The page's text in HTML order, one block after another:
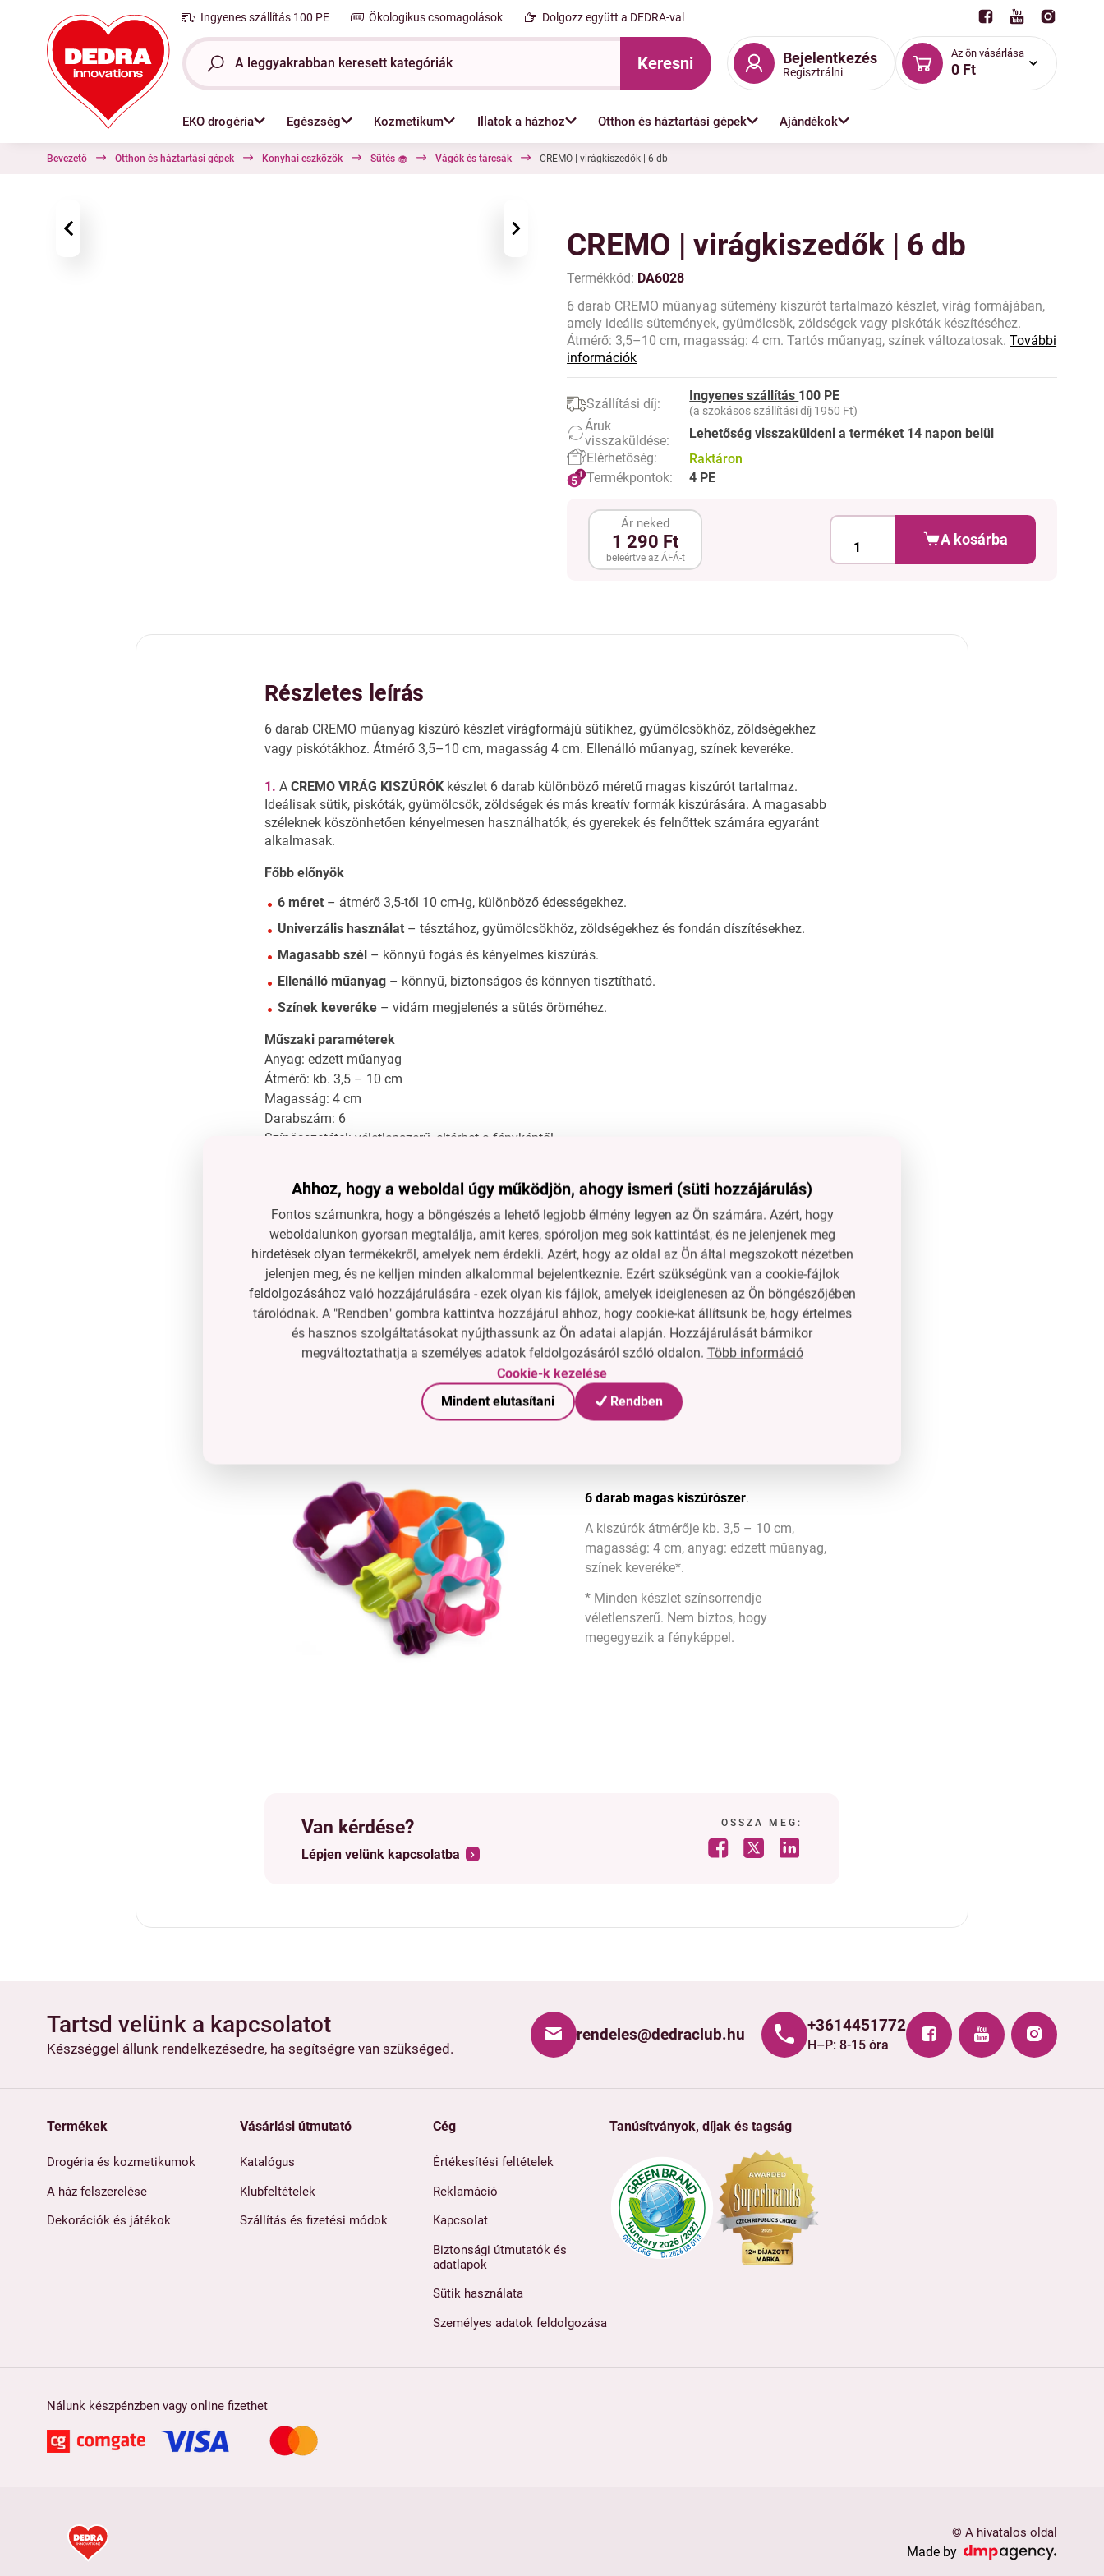
Ingyenes szállítás 100 PE Ökologikus csomagolások Dolgozz együtt a DEDRA-val
Keresni Bejelentkezés
Regisztrálni
Az ön vásárlása
0 Ft
EKO drogéria Egészség Kozmetikum Illatok a házhoz Otthon és háztartási gépek Ajándékok
Bevezető Otthon és háztartási gépek Konyhai eszközök Sütés 🧁 Vágók és tárcsák CREMO | virágkiszedők | 6 db
‹ ›
CREMO | virágkiszedők | 6 db
Termékkód: DA6028
6 darab CREMO műanyag sütemény kiszúrót tartalmazó készlet, virág formájában,
amely ideális sütemények, gyümölcsök, zöldségek vagy piskóták készítéséhez.
Átmérő: 3,5–10 cm, magasság: 4 cm. Tartós műanyag, színek változatosak.További
információk
Szállítási díj: Ingyenes szállítás 100 PE
(a szokásos szállítási díj 1950 Ft)
Áruk
visszaküldése:
Lehetőségvisszaküldeni a terméket 14 napon belül
Elérhetőség:
Raktáron
Termékpontok:
4 PE
Ár neked
1 290 Ft
beleértve az ÁFÁ-t
A kosárba
Részletes leírás
6 darab CREMO műanyag kiszúró készlet virágformájú sütikhez, gyümölcsökhöz, zöldségekhez
vagy piskótákhoz. Átmérő 3,5–10 cm, magasság 4 cm. Ellenálló műanyag, színek keveréke.
ACREMO VIRÁG KISZÚRÓK készlet 6 darab különböző méretű magas kiszúrót tartalmaz.
Ideálisak sütik, piskóták, gyümölcsök, zöldségek és más kreatív formák kiszúrására. A magasabb
széleknek köszönhetően kényelmesen használhatók, és gyerekek és felnőttek számára egyaránt
alkalmasak.
Főbb előnyök
6 méret – átmérő 3,5-től 10 cm-ig, különböző édességekhez.
Univerzális használat – tésztához, gyümölcsökhöz, zöldségekhez és fondán díszítésekhez.
Magasabb szél – könnyű fogás és kényelmes kiszúrás.
Ellenálló műanyag – könnyű, biztonságos és könnyen tisztítható.
Színek keveréke – vidám megjelenés a sütés öröméhez.
Műszaki paraméterek
Anyag: edzett műanyag
Átmérő: kb. 3,5 – 10 cm
Magasság: 4 cm
Darabszám: 6
Színösszetétel: véletlenszerű, eltérhet a fényképtől
Használat után meleg, szappanos vízben mosd el, vagy tedd a mosogatógép felső részébe.
Tippek a felhasználóknak
A tökéletes formákért enyhén szórd meg a tésztát liszttel a kiszúrás előtt.
Használhatók gyümölcs- és zöldségdíszekhez gyermekek szülinapi partijához.
Fondán használatakor ajánlott enyhén olajjal megkenni, hogy ne ragadjon.
GYIK
Kisgyermekek számára is alkalmasak?
Igen, műanyag kivitelüknek köszönhetően biztonságosak, de felnőtt felügyeletét ajánljuk.
Használható mézeskalács tésztához?
Igen, a szilárdabb tésztákat is elbírják, csak ajánlott őket enyhén meglisztezni.
6 darab magas kiszúrószer.
A kiszúrók átmérője kb. 3,5 – 10 cm,
magasság: 4 cm, anyag: edzett műanyag,
színek keveréke*.
* Minden készlet színsorrendje
véletlenszerű. Nem biztos, hogy
megegyezik a fényképpel.
Van kérdése?
Lépjen velünk kapcsolatba
OSSZA MEG:
Tartsd velünk a kapcsolatot
Készséggel állunk rendelkezésedre, ha segítségre van szükséged.
rendeles@dedraclub.hu +3614451772
H–P: 8-15 óra
Termékek
Drogéria és kozmetikumok
A ház felszerelése
Dekorációk és játékok
Vásárlási útmutató
Katalógus
Klubfeltételek
Szállítás és fizetési módok
Cég
Értékesítési feltételek
Reklamáció
Kapcsolat
Biztonsági útmutatók és
adatlapok
Sütik használata
Személyes adatok feldolgozása
Tanúsítványok, díjak és tagság
Nálunk készpénzben vagy online fizethet
© A hivatalos oldal
Made by
Ahhoz, hogy a weboldal úgy működjön, ahogy ismeri (süti hozzájárulás)
Fontos számunkra, hogy a böngészés a lehető legjobb élmény legyen az Ön számára. Azért, hogy
weboldalunkon gyorsan megtalálja, amit keres, spóroljon meg sok kattintást, és ne jelenjenek meg
hirdetések olyan termékekről, amelyek nem érdekli. Azért, hogy az oldal az Ön által megszokott nézetben
jelenjen meg, és ne kelljen minden alkalommal bejelentkeznie. Ezért szükségünk van a cookie-fájlok
feldolgozásához való hozzájárulására - ezek olyan kis fájlok, amelyek ideiglenesen az Ön böngészőjében
tárolódnak. A "Rendben" gombra kattintva hozzájárul ahhoz, hogy cookie-kat állítsunk be, hogy értelmes
és hasznos szolgáltatásokat nyújthassunk az Ön adatai alapján. Hozzájárulását bármikor
megváltoztathatja a személyes adatok feldolgozásáról szóló oldalon. Több információ
Cookie-k kezelése
Mindent elutasítani Rendben